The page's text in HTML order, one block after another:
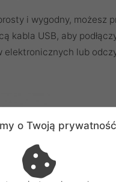
i wygodny, możesz
kabla USB, aby
elektronicznych lub
o Twoją prywatność